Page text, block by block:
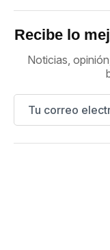
Recibe lo
Noticias,